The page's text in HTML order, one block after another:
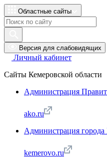
Областные сайты
Версия для слабовидящих
Личный кабинет
Сайты Кемеровской области
Администрация
ako.ru
Администрация города
kemerovo.ru